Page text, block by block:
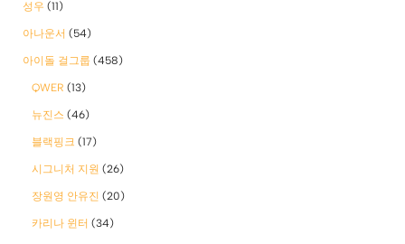
성우 (11)
아나운서 (54)
아이돌 걸그룹 (458)
QWER (13)
뉴진스 (46)
블랙핑크 (17)
시그니처 지원 (26)
장원영 안유진 (20)
카리나 윈터 (34)